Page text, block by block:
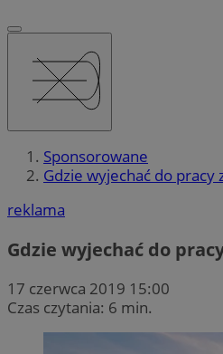
Sponsorowane
Gdzie wyjechać do pracy
reklama
Gdzie wyjechać do
17 czerwca 2019 15:00
Czas czytania: 6 min.